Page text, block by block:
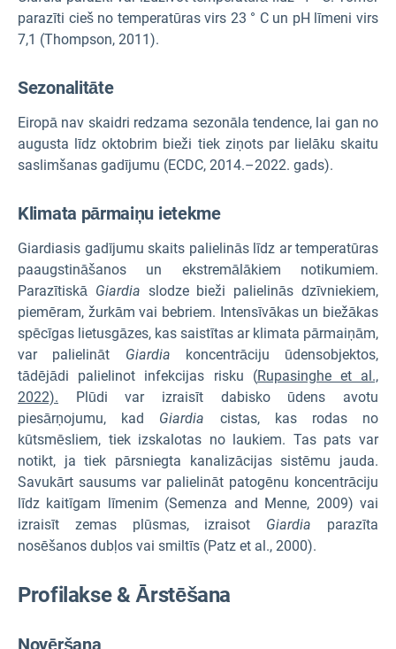
parazīti cieš no temperatūras virs 23 ° C un pH līmeni virs
7,1 (Thompson, 2011).
Sezonalitāte
Eiropā nav skaidri redzama sezonāla tendence, lai gan no
augusta līdz oktobrim bieži tiek ziņots par lielāku skaitu
saslimšanas gadījumu (ECDC, 2014.–2022. gads).
Klimata pārmaiņu ietekme
Giardiasis gadījumu skaits palielinās līdz ar temperatūras
paaugstināšanos un ekstremālākiem notikumiem.
Parazītiskā Giardia slodze bieži palielinās dzīvniekiem,
piemēram, žurkām vai bebriem. Intensīvākas un biežākas
spēcīgas lietusgāzes, kas saistītas ar klimata pārmaiņām,
var palielināt Giardia koncentrāciju ūdensobjektos,
tādējādi palielinot infekcijas risku (Rupasinghe et al.,
2022). Plūdi var izraisīt dabisko ūdens avotu
piesārņojumu, kad Giardia cistas, kas rodas no
kūtsmēsliem, tiek izskalotas no laukiem. Tas pats var
notikt, ja tiek pārsniegta kanalizācijas sistēmu jauda.
Savukārt sausums var palielināt patogēnu koncentrāciju
līdz kaitīgam līmenim (Semenza and Menne, 2009) vai
izraisīt zemas plūsmas, izraisot Giardia parazīta
nosēšanos dubļos vai smiltīs (Patz et al., 2000).
Profilakse & Ārstēšana